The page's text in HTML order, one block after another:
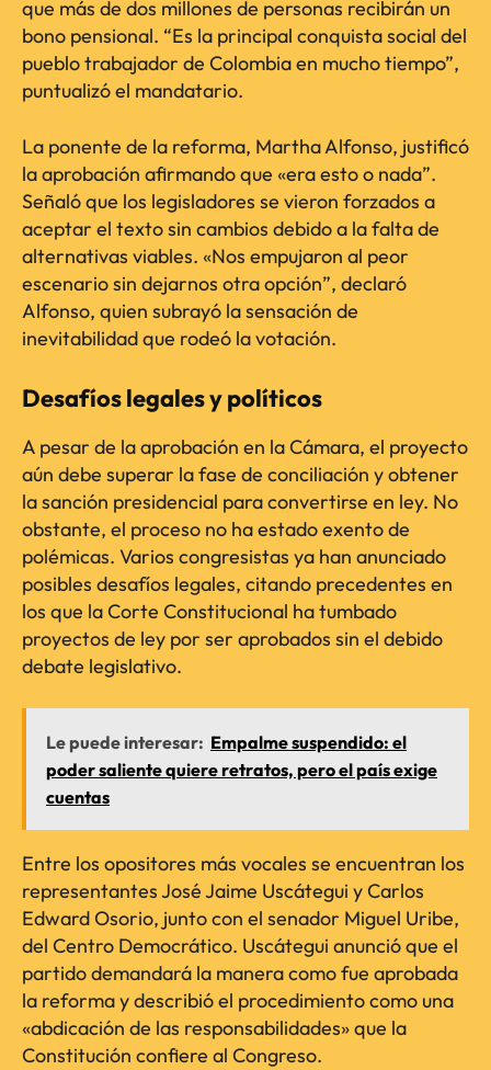
que más de dos millones de personas recibirán un
bono pensional. “Es la principal conquista social del
pueblo trabajador de Colombia en mucho tiempo”,
puntualizó el mandatario.
La ponente de la reforma, Martha Alfonso, justificó
la aprobación afirmando que «era esto o nada”.
Señaló que los legisladores se vieron forzados a
aceptar el texto sin cambios debido a la falta de
alternativas viables. «Nos empujaron al peor
escenario sin dejarnos otra opción”, declaró
Alfonso, quien subrayó la sensación de
inevitabilidad que rodeó la votación.
Desafíos legales y políticos
A pesar de la aprobación en la Cámara, el proyecto
aún debe superar la fase de conciliación y obtener
la sanción presidencial para convertirse en ley. No
obstante, el proceso no ha estado exento de
polémicas. Varios congresistas ya han anunciado
posibles desafíos legales, citando precedentes en
los que la Corte Constitucional ha tumbado
proyectos de ley por ser aprobados sin el debido
debate legislativo.
Le puede interesar: Empalme suspendido: el
poder saliente quiere retratos, pero el país exige
cuentas
Entre los opositores más vocales se encuentran los
representantes José Jaime Uscátegui y Carlos
Edward Osorio, junto con el senador Miguel Uribe,
del Centro Democrático. Uscátegui anunció que el
partido demandará la manera como fue aprobada
la reforma y describió el procedimiento como una
«abdicación de las responsabilidades» que la
Constitución confiere al Congreso.